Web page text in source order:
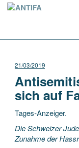
21/03/2019
sich auf
Tages-Anzeiger.
Die Schweizer
Zunahme der